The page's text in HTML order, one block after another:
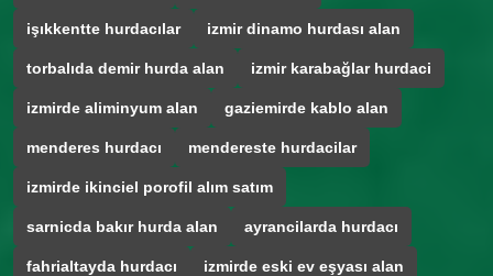
işıkkentte hurdacılar izmir dinamo hurdası alan
torbalıda demir hurda alan izmir karabağlar hurdaci
izmirde aliminyum alan gaziemirde kablo alan
menderes hurdacı mendereste hurdacilar
izmirde ikinciel porofil alım satım
sarnicda bakır hurda alan ayrancilarda hurdacı
fahrialtayda hurdacı izmirde eski ev eşyası alan